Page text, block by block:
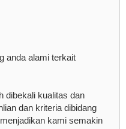
anda alami terkait
dibekali kualitas dan
dan kriteria dibidang
kami semakin